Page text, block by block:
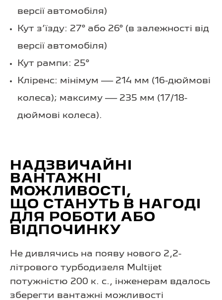
версії автомобіля)
Кут з’їзду: 27° або 26° (в залежності від
версії автомобіля)
Кут рампи: 25°
Кліренс: мінімум — 214 мм (16-дюймові
колеса); максиму — 235 мм (17/18-
дюймові колеса).
НАДЗВИЧАЙНІ
ВАНТАЖНІ
МОЖЛИВОСТІ,
ЩО СТАНУТЬ В НАГОДІ
ДЛЯ РОБОТИ АБО
ВІДПОЧИНКУ
Не дивлячись на появу нового 2,2-
літрового турбодизеля Multijet
потужністю 200 к. с., інженерам вдалось
зберегти вантажні можливості